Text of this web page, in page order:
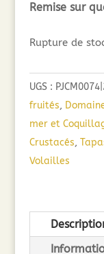
Remise sur
Rupture de
UGS :
fruités,
mer et
Crustacés,
Volailles